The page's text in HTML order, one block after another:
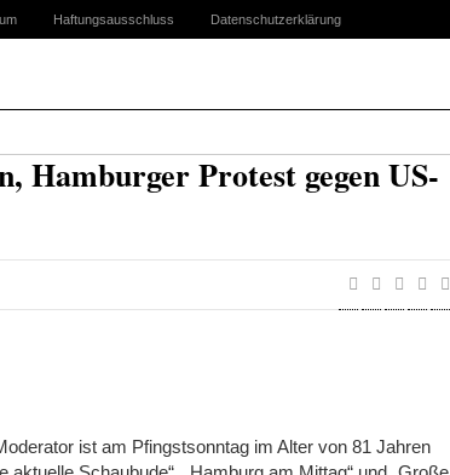
Haftungsausschluss Datenschutzerklärung
Hamburger Protest gegen US-
ist am Pfingstsonntag im Alter von 81 Jahren